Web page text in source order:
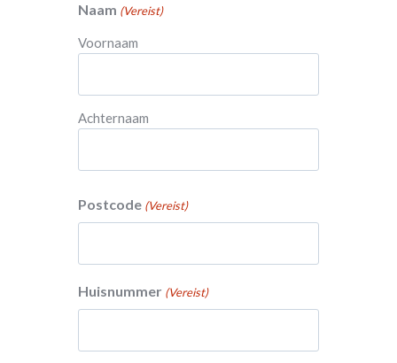
Naam (Vereist)
Voornaam
Achternaam
Postcode (Vereist)
Huisnummer (Vereist)